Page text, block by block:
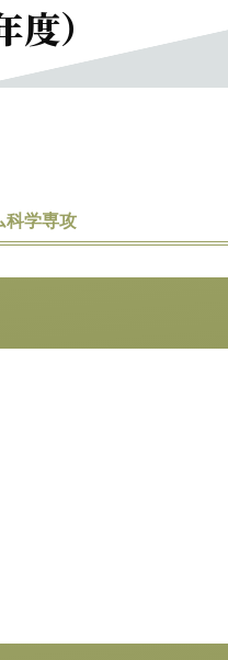
度）
科学専攻